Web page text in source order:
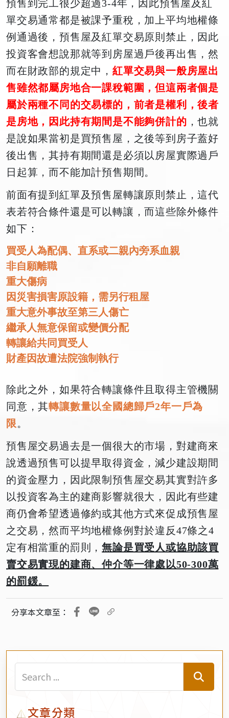
文章分類
預售到完工很少超過3-4年，因此預售屋及紅
單交易通常都是被課予重稅，加上平均地權條
例通過後，預售屋及紅單交易原則禁止，因此
投資客會想說那就等到房屋過戶後再出售，然
而在財政部的規定中，紅單交易與一般房屋出
售雖然都屬房地合一課稅範圍，但這兩者個是
屬於兩種不同的交易標的，前者是權利，後者
是房地，因此持有期間是不能夠併計的 ，也就
是說如果當初是買預售屋，之後等到房子蓋好
後出售，其持有期間還是必須以房屋實際過戶
日起算，而不能加計預售期間。
前面有提到紅單及預售屋轉讓原則禁止，這代
表若符合條件還是可以轉讓，而這些除外條件
如下：
買受人為配偶、直系或二親內旁系血親
非自願離職
重大傷病
因災害損害原設籍，需另行租屋
重大意外事故至第三人傷亡
繼承人無意保留或變價分配
轉讓給共同買受人
財產因故遭法院強制執行
除此之外，如果符合轉讓條件且取得主管機關
同意，其轉讓數量以全國總歸戶2年一戶為
限。
預售屋交易過去是一個很大的市場，對建商來
說透過預售可以提早取得資金，減少建設期間
的資金壓力，因此限制預售屋交易其實對許多
以投資客為主的建商影響就很大，因此有些建
商仍會希望透過修約或其他方式來促成預售屋
之交易，然而平均地權條例對於違反47條之4
定有相當重的罰則，無論是買受人或協助該買
賣交易實現的建商、仲介等一律處以50-300萬
的罰鍰。
分享本文章至：